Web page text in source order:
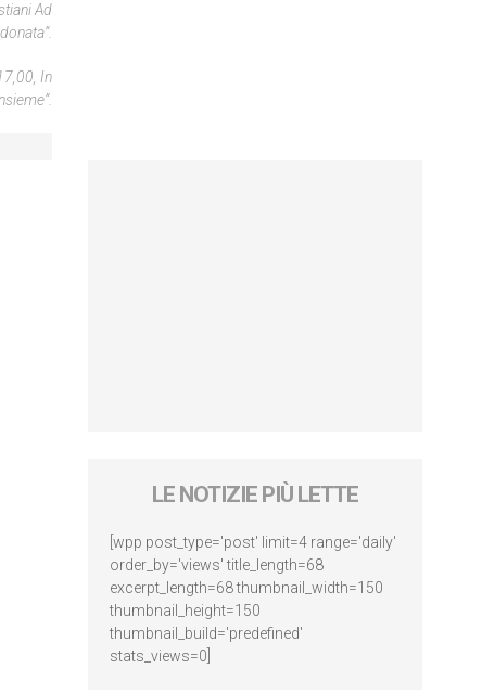
Ad
In
LE NOTIZIE PIÙ LETTE
[wpp post_type='post' limit=4 range='daily'
order_by='views' title_length=68
excerpt_length=68 thumbnail_width=150
thumbnail_height=150
thumbnail_build='predefined'
stats_views=0]